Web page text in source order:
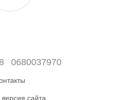
0680037970
сайта